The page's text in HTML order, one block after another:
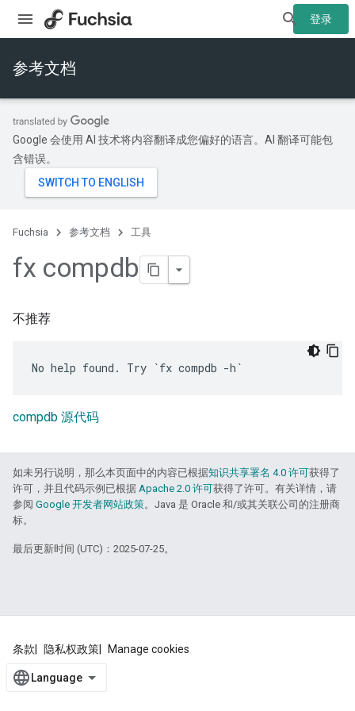
登录
参考文档
Google 会使用 AI 技术将内容翻译成您偏好的语言。AI 翻译可能包
含错误。
Fuchsia 参考文档 工具
fx compdb
不推荐
compdb 源代码
如未另行说明，那么本页面中的内容已根据知识共享署名 4.0 许可获得了
许可，并且代码示例已根据 Apache 2.0 许可获得了许可。有关详情，请
参阅 Google 开发者网站政策。Java 是 Oracle 和/或其关联公司的注册商
标。
最后更新时间 (UTC)：2025-07-25。
条款 隐私权政策 Manage cookies